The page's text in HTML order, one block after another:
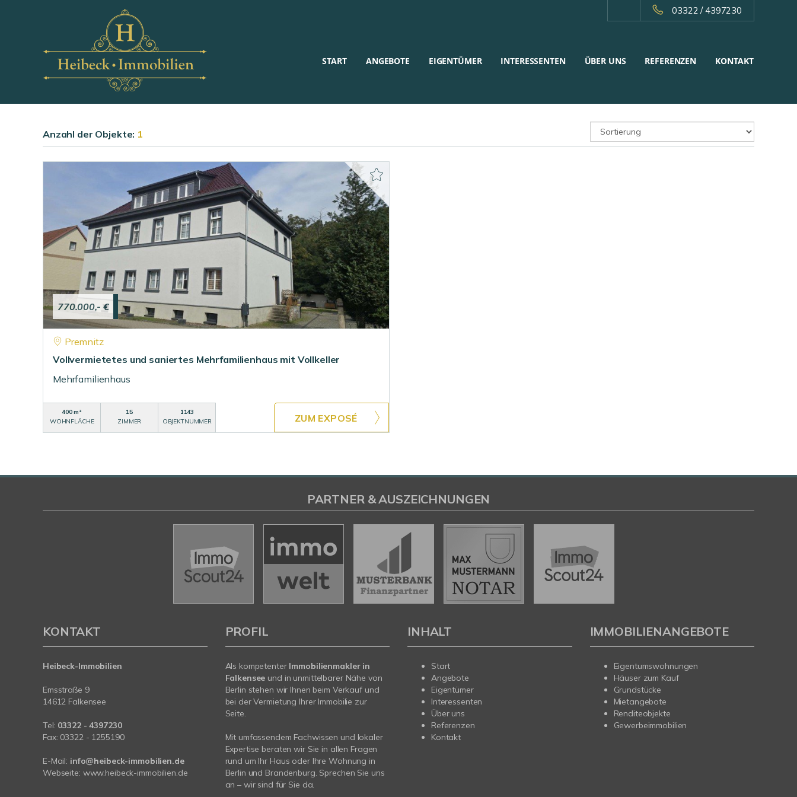
03322 / 4397230
START ANGEBOTE EIGENTÜMER INTERESSENTEN ÜBER UNS REFERENZEN KONTAKT
Anzahl der Objekte: 1
770.000,- €
Premnitz
Vollvermietetes und saniertes Mehrfamilienhaus mit Vollkeller
Mehrfamilienhaus
400 m²
WOHNFLÄCHE
15
ZIMMER
1143
OBJEKTNUMMER
ZUM EXPOSÉ
PARTNER & AUSZEICHNUNGEN
KONTAKT
Heibeck-Immobilien
Emsstraße 9
14612 Falkensee
Tel: 03322 - 4397230
Fax: 03322 - 1255190
E-Mail: info@heibeck-immobilien.de
Webseite: www.heibeck-immobilien.de
PROFIL
Als kompetenter Immobilienmakler in
Falkensee und in unmittelbarer Nähe von
Berlin stehen wir Ihnen beim Verkauf und
bei der Vermietung Ihrer Immobilie zur
Seite.
Mit umfassendem Fachwissen und lokaler
Expertise beraten wir Sie in allen Fragen
rund um Ihr Haus oder Ihre Wohnung in
Berlin und Brandenburg. Sprechen Sie uns
an – wir sind für Sie da.
INHALT
Start
Angebote
Eigentümer
Interessenten
Über uns
Referenzen
Kontakt
IMMOBILIENANGEBOTE
Eigentumswohnungen
Häuser zum Kauf
Grundstücke
Mietangebote
Renditeobjekte
Gewerbeimmobilien